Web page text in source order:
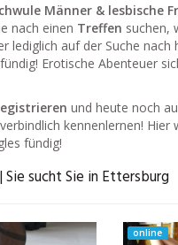
Männer & lesbische
nach einen Treffen suchen,
lediglich auf der Suche nach
Erotische Abenteuer
und heute noch
kennenlernen! Hier
fündig!
Sie sucht Sie in Ettersburg
online